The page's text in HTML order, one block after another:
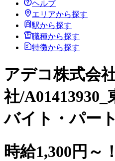
ヘルプ
エリアから探す
駅から探す
職種から探す
特徴から探す
アデコ株式会
社/A01413930_
バイト・パー
時給1,300円～